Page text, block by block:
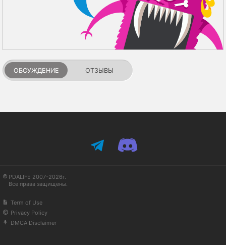
ОБСУЖДЕНИЕ ОТЗЫВЫ
PDALIFE 2007-2026г.
Все права защищены.
Term of Use
Privacy Policy
DMCA Disclaimer